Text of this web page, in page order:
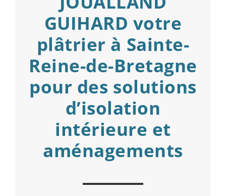
GUIHARD votre
plâtrier à Sainte-
Reine-de-Bretagne
pour des solutions
d’isolation
intérieure et
aménagements